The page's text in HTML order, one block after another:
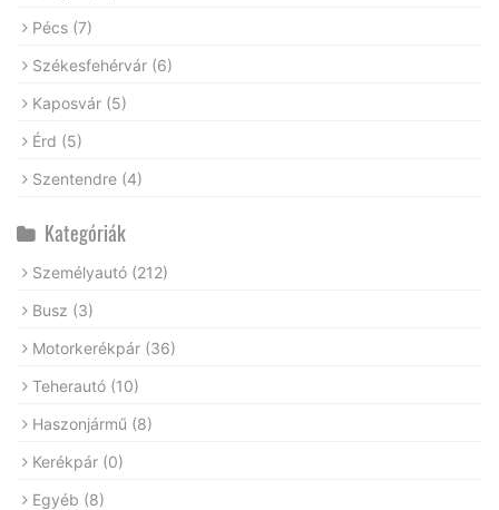
Pécs (7)
Székesfehérvár (6)
Kaposvár (5)
Érd (5)
Szentendre (4)
Kategóriák
Személyautó (212)
Busz (3)
Motorkerékpár (36)
Teherautó (10)
Haszonjármű (8)
Kerékpár (0)
Egyéb (8)